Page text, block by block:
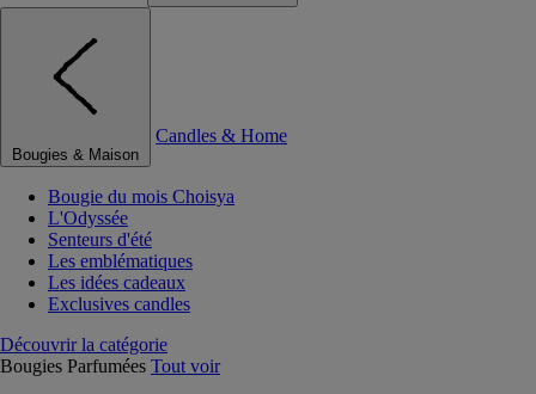
Bougies & Maison
Candles & Home
Bougie du mois Choisya
L'Odyssée
Senteurs d'été
Les emblématiques
Les idées cadeaux
Exclusives candles
Découvrir la catégorie
Bougies Parfumées Tout voir